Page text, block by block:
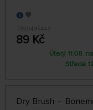
79504954AP
89 Kč
Úterý 11.08.
Středa
Dry Brush –